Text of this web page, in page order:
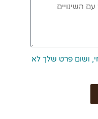
ושום פרט שלך לא